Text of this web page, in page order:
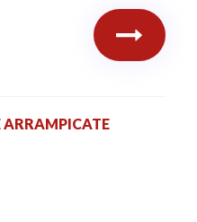
ARRAMPICATE